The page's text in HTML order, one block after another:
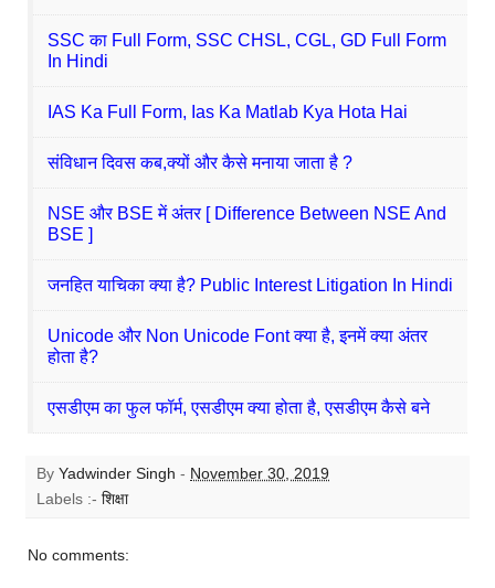
SSC का Full Form, SSC CHSL, CGL, GD Full Form
In Hindi
IAS Ka Full Form, Ias Ka Matlab Kya Hota Hai
संविधान दिवस कब,क्यों और कैसे मनाया जाता है ?
NSE और BSE में अंतर [ Difference Between NSE And
BSE ]
जनहित याचिका क्या है? Public Interest Litigation In Hindi
Unicode और Non Unicode Font क्या है, इनमें क्या अंतर
होता है?
एसडीएम का फुल फॉर्म, एसडीएम क्या होता है, एसडीएम कैसे बने
By Yadwinder Singh - November 30, 2019
Labels :- शिक्षा
No comments: